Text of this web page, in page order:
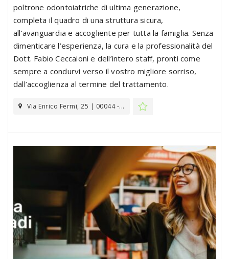
poltrone odontoiatriche di ultima generazione,
completa il quadro di una struttura sicura,
all’avanguardia e accogliente per tutta la famiglia. Senza
dimenticare l’esperienza, la cura e la professionalità del
Dott. Fabio Ceccaioni e dell’intero staff, pronti come
sempre a condurvi verso il vostro migliore sorriso,
dall’accoglienza al termine del trattamento.
Via Enrico Fermi, 25 | 00044 -...